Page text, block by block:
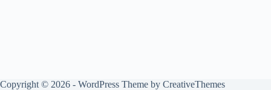
Copyright © 2026 - WordPress Theme by CreativeThemes